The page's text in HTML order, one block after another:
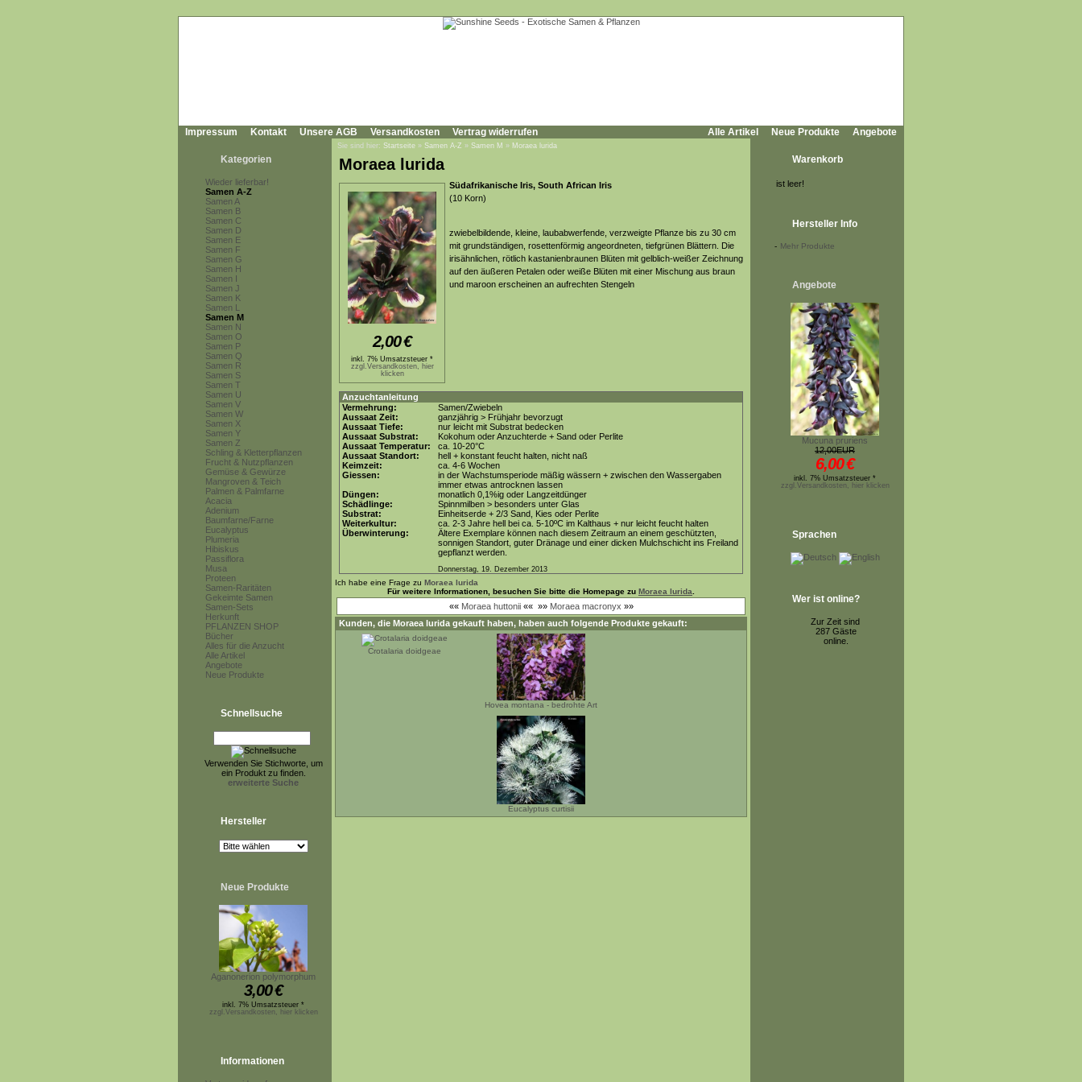
Impressum Kontakt Unsere AGB Versandkosten Vertrag widerrufen Alle Artikel Neue Produkte Angebote
Kategorien
Wieder lieferbar!
Samen A-Z
Samen A
Samen B
Samen C
Samen D
Samen E
Samen F
Samen G
Samen H
Samen I
Samen J
Samen K
Samen L
Samen M
Samen N
Samen O
Samen P
Samen Q
Samen R
Samen S
Samen T
Samen U
Samen V
Samen W
Samen X
Samen Y
Samen Z
Schling & Kletterpflanzen
Frucht & Nutzpflanzen
Gemüse & Gewürze
Mangroven & Teich
Palmen & Palmfarne
Acacia
Adenium
Baumfarne/Farne
Eucalyptus
Plumeria
Hibiskus
Passiflora
Musa
Proteen
Samen-Raritäten
Gekeimte Samen
Samen-Sets
Herkunft
PFLANZEN SHOP
Bücher
Alles für die Anzucht
Alle Artikel
Angebote
Neue Produkte
Schnellsuche
Verwenden Sie Stichworte, um
ein Produkt zu finden.
erweiterte Suche
Hersteller
Neue Produkte
Aganonerion polymorphum
3,00€
inkl. 7% Umsatzsteuer *
zzgl.Versandkosten, hier klicken
Informationen
Sie sind hier: Startseite » Samen A-Z » Samen M » Moraea lurida
Moraea lurida
2,00€
inkl. 7% Umsatzsteuer *
zzgl.Versandkosten, hier
klicken
Südafrikanische Iris, South African Iris
(10 Korn)
zwiebelbildende, kleine, laubabwerfende, verzweigte Pflanze bis zu 30 cm
mit grundständigen, rosettenförmig angeordneten, tiefgrünen Blättern. Die
irisähnlichen, rötlich kastanienbraunen Blüten mit gelblich-weißer Zeichnung
auf den äußeren Petalen oder weiße Blüten mit einer Mischung aus braun
und maroon erscheinen an aufrechten Stengeln
Anzuchtanleitung
Vermehrung:
Samen/Zwiebeln
Aussaat Zeit:
ganzjährig > Frühjahr bevorzugt
Aussaat Tiefe:
nur leicht mit Substrat bedecken
Aussaat Substrat:
Kokohum oder Anzuchterde + Sand oder Perlite
Aussaat Temperatur:
ca. 10-20°C
Aussaat Standort:
hell + konstant feucht halten, nicht naß
Keimzeit:
ca. 4-6 Wochen
Giessen:
in der Wachstumsperiode mäßig wässern + zwischen den Wassergaben
immer etwas antrocknen lassen
Düngen:
monatlich 0,1%ig oder Langzeitdünger
Schädlinge:
Spinnmilben > besonders unter Glas
Substrat:
Einheitserde + 2/3 Sand, Kies oder Perlite
Weiterkultur:
ca. 2-3 Jahre hell bei ca. 5-10ºC im Kalthaus + nur leicht feucht halten
Überwinterung:
Ältere Exemplare können nach diesem Zeitraum an einem geschützten,
sonnigen Standort, guter Dränage und einer dicken Mulchschicht ins Freiland
gepflanzt werden.
Donnerstag, 19. Dezember 2013
Ich habe eine Frage zu Moraea lurida
Für weitere Informationen, besuchen Sie bitte die Homepage zu Moraea lurida
«« Moraea huttonii«« »» Moraea macronyx »»
Kunden, die Moraea lurida gekauft haben, haben auch folgende Produkte gekauft:
Crotalaria doidgeae
Hovea montana - bedrohte Art
Eucalyptus curtisii
Warenkorb
ist leer!
Hersteller Info
- Mehr Produkte
Angebote
Mucuna pruriens
12,00EUR
6,00€
inkl. 7% Umsatzsteuer *
zzgl.Versandkosten, hier klicken
Sprachen
Wer ist online?
Zur Zeit sind
287 Gäste
online.